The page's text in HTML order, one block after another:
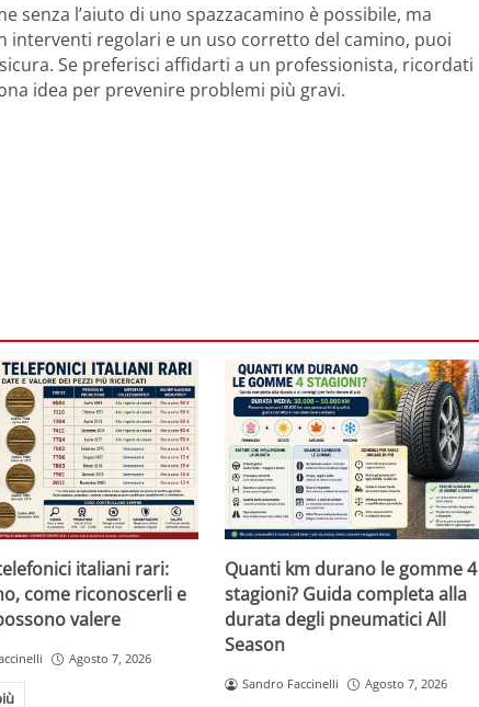
senza l’aiuto di uno spazzacamino è possibile, ma
interventi regolari e un uso corretto del camino, puoi
Se preferisci affidarti a un professionista, ricordati
idea per prevenire problemi più gravi.
italiani rari:
come riconoscerli e
valere
Agosto 7, 2026
Quanti km durano le gomme 4
stagioni? Guida completa alla
durata degli pneumatici All
Season
Sandro Faccinelli Agosto 7, 2026